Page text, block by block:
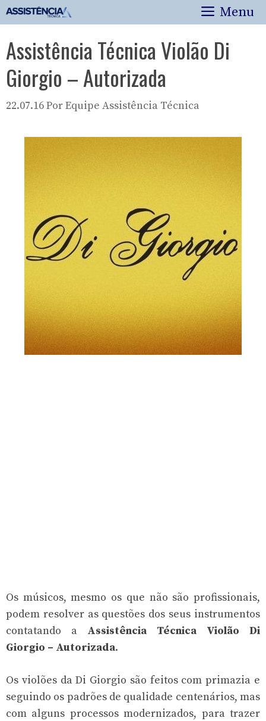
Pular
para
conteúdo
Menu
Assistência Técnica Violão Di
Giorgio – Autorizada
22.07.16PorEquipe Assistência Técnica
Os músicos, mesmo os que não são profissionais,
podem resolver as questões dos seus instrumentos
contatando a Assistência Técnica Violão Di
Giorgio – Autorizada.
Os violões da Di Giorgio são feitos com primazia e
seguindo os padrões de qualidade centenários, mas
com alguns processos modernizados, para trazer